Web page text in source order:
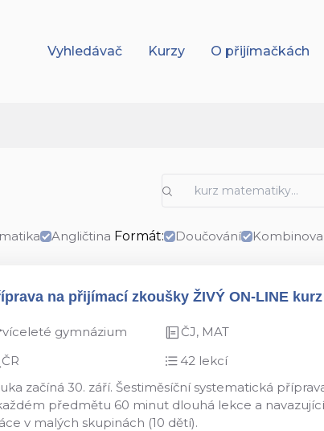
Vyhledávač Kurzy O přijímačkách
Angličtina Formát: Doučování
na přijímací zkoušky ŽIVÝ ON-LINE
víceleté gymnázium ČJ, MAT
ČR
42 lekcí
začíná 30. září. Šestiměsíční systematická
předmětu 60 minut dlouhá lekce a
v malých skupinách (10 dětí).